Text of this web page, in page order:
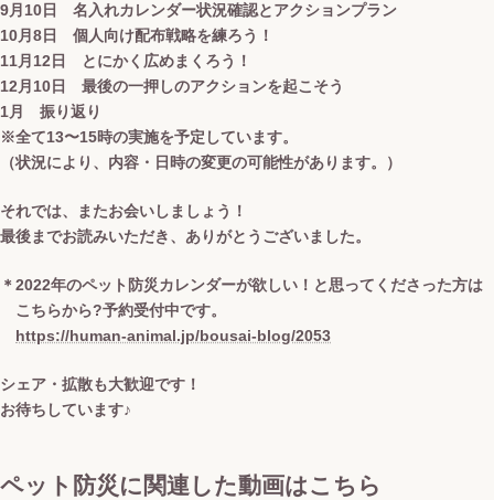
9月10日 名入れカレンダー状況確認とアクションプラン
10月8日 個人向け配布戦略を練ろう！
11月12日 とにかく広めまくろう！
12月10日 最後の一押しのアクションを起こそう
1月 振り返り
※全て13〜15時の実施を予定しています。
（状況により、内容・日時の変更の可能性があります。）
それでは、またお会いしましょう！
最後までお読みいただき、ありがとうございました。
＊2022年のペット防災カレンダーが欲しい！と思ってくださった方は
こちらから?予約受付中です。
https://human-animal.jp/bousai-blog/2053
シェア・拡散も大歓迎です！
お待ちしています♪
ペット防災に関連した動画はこちら